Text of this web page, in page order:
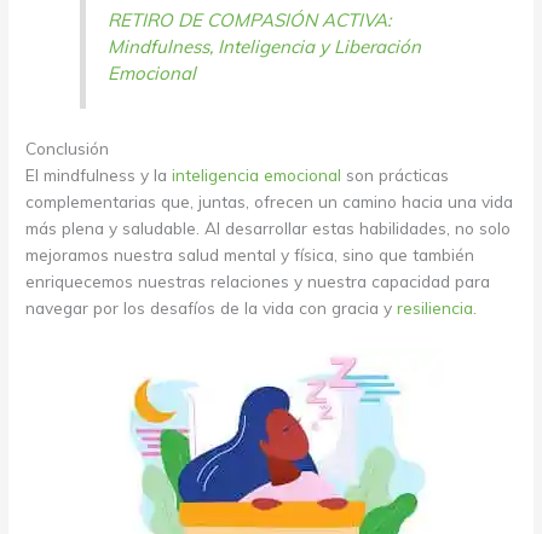
RETIRO DE COMPASIÓN ACTIVA:
Mindfulness, Inteligencia y Liberación
Emocional
Conclusión
El mindfulness y lainteligencia emocional son prácticas
complementarias que, juntas, ofrecen un camino hacia una vida
más plena y saludable. Al desarrollar estas habilidades, no solo
mejoramos nuestra salud mental y física, sino que también
enriquecemos nuestras relaciones y nuestra capacidad para
navegar por los desafíos de la vida con gracia yresiliencia.